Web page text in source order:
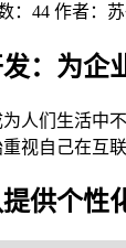
：44 作者：
：为企
人们生活中
视自己在互
供个性